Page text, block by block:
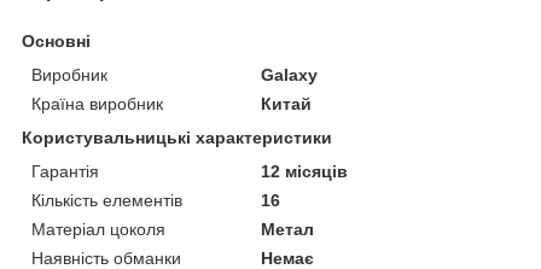
Основні
Виробник
Galaxy
Країна виробник
Китай
Користувальницькі характеристики
Гарантія
12 місяців
Кількість елементів
16
Матеріал цоколя
Метал
Наявність обманки
Немає